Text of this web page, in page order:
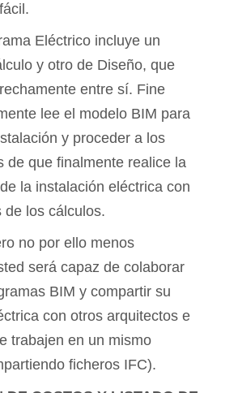
Eléctrico incluye un
y otro de Diseño, que
entre sí. Fine
lee el modelo BIM para
y proceder a los
de que finalmente realice la
la instalación eléctrica con
de los cálculos.
no por ello menos
será capaz de colaborar
BIM y compartir su
con otros arquitectos e
trabajen en un mismo
ficheros IFC).